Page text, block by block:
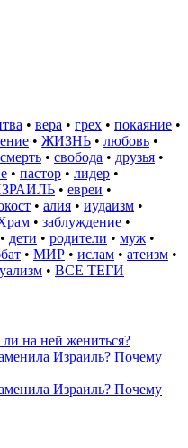
• вера • грех • покаяние •
• ЖИЗНЬ • любовь •
смерть • свобода • друзья •
• пастор • лидер •
• евреи •
• алия • иудаизм •
• заблуждение •
• дети • родители • муж •
• МИР • ислам • атеизм •
• ВСЕ ТЕГИ
ли на ней жениться?
Израиль? Почему
Израиль? Почему